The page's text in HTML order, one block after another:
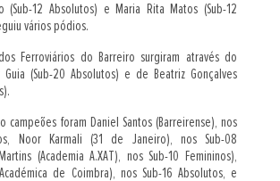
(Sub-12 Absolutos) e Maria Rita Matos (Sub-12
vários pódios.
Ferroviários do Barreiro surgiram através do
(Sub-20 Absolutos) e de Beatriz Gonçalves
campeões foram Daniel Santos (Barreirense), nos
Noor Karmali (31 de Janeiro), nos Sub-08
(Academia A.XAT), nos Sub-10 Femininos),
de Coimbra), nos Sub-16 Absolutos, e